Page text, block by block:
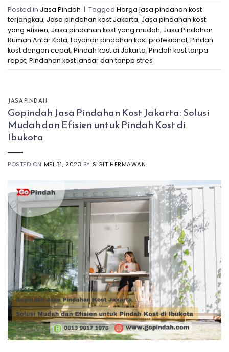
Posted in Jasa Pindah | Tagged Harga jasa pindahan kost
terjangkau, Jasa pindahan kost Jakarta, Jasa pindahan kost
yang efisien, Jasa pindahan kost yang mudah, Jasa Pindahan
Rumah Antar Kota, Layanan pindahan kost profesional, Pindah
kost dengan cepat, Pindah kost di Jakarta, Pindah kost tanpa
repot, Pindahan kost lancar dan tanpa stres
JASA PINDAH
Gopindah Jasa Pindahan Kost Jakarta: Solusi
Mudah dan Efisien untuk Pindah Kost di
Ibukota
POSTED ON MEI 31, 2023 BY SIGIT HERMAWAN